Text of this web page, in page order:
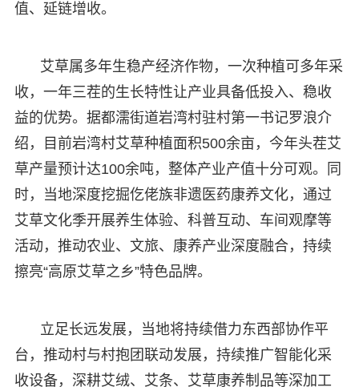
值、延链增收。
艾草属多年生稳产经济作物，一次种植可多年采
收，一年三茬的生长特性让产业具备低投入、稳收
益的优势。据都濡街道岩湾村驻村第一书记罗浪介
绍，目前岩湾村艾草种植面积500余亩，今年头茬艾
草产量预计达100余吨，整体产业产值十分可观。同
时，当地深度挖掘仡佬族非遗医药康养文化，通过
艾草文化季开展养生体验、科普互动、车间观摩等
活动，推动农业、文旅、康养产业深度融合，持续
擦亮“高原艾草之乡”特色品牌。
立足长远发展，当地将持续借力东西部协作平
台，推动村与村抱团联动发展，持续推广智能化采
收设备，深耕艾绒、艾条、艾草康养制品等深加工